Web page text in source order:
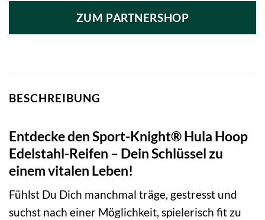
war:
74,99 €
ist:
54,99 €.
ZUM PARTNERSHOP
BESCHREIBUNG
Entdecke den Sport-Knight® Hula Hoop
Edelstahl-Reifen – Dein Schlüssel zu
einem vitalen Leben!
Fühlst Du Dich manchmal träge, gestresst und
suchst nach einer Möglichkeit, spielerisch fit zu